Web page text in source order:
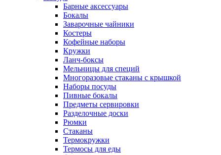
Барные аксессуары
Бокалы
Заварочные чайники
Костеры
Кофейные наборы
Кружки
Ланч-боксы
Мельницы для специй
Многоразовые стаканы с крышкой
Наборы посуды
Пивные бокалы
Предметы сервировки
Разделочные доски
Рюмки
Стаканы
Термокружки
Термосы для еды